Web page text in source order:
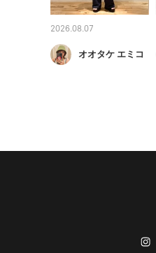
2026.08.07
オオタケ エミコ